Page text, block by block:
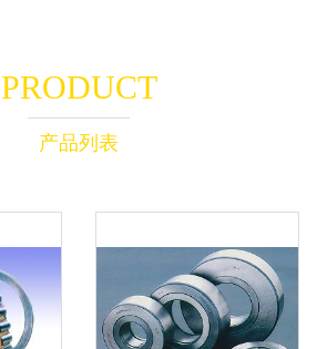
PRODUCT
产品列表